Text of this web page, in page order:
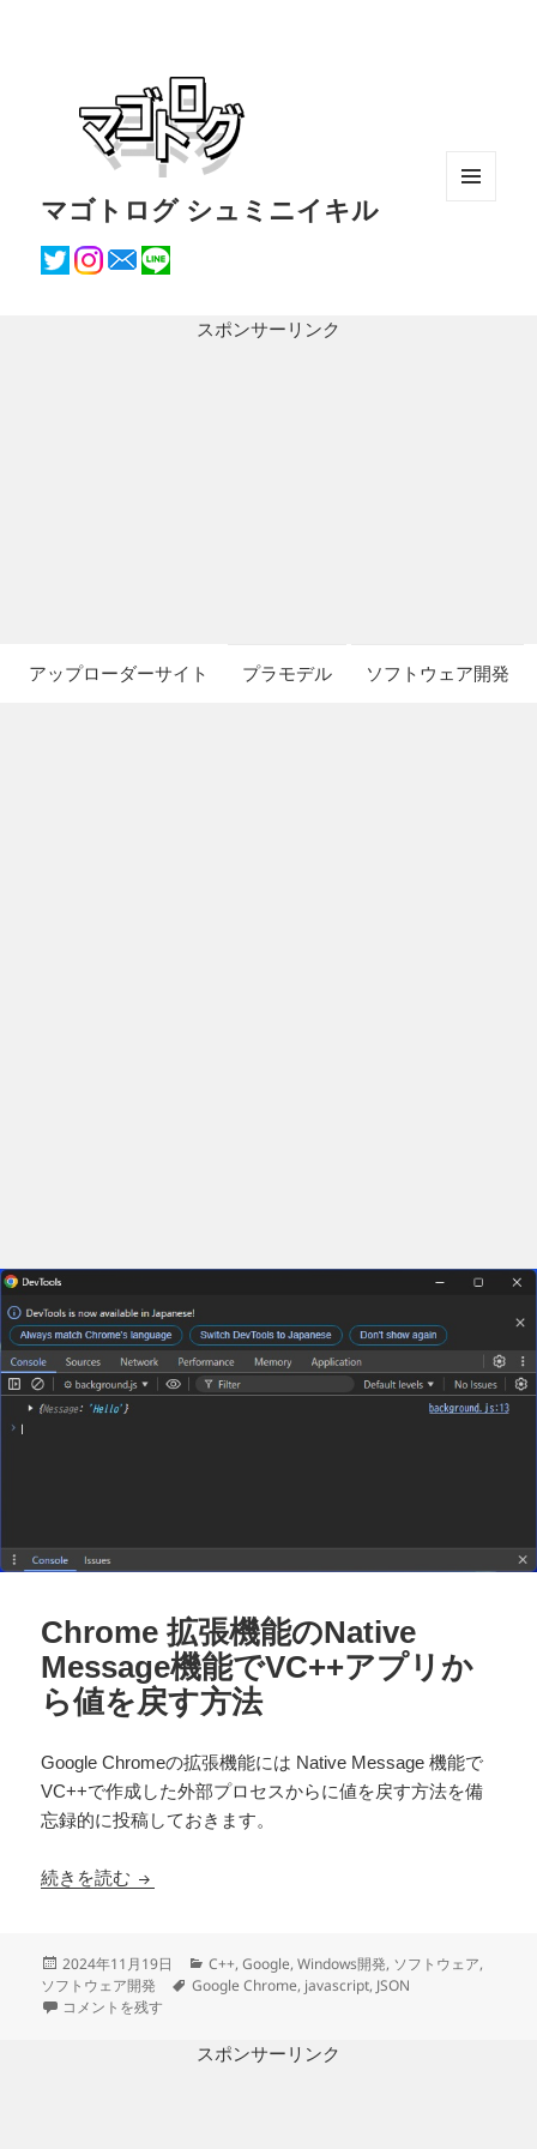
マゴトログ シュミニイキル
スポンサーリンク
アップローダーサイト プラモデル ソフトウェア開発
Chrome 拡張機能のNative
Message機能でVC++アプリか
ら値を戻す方法
Google Chromeの拡張機能には Native Message 機能で
VC++で作成した外部プロセスからに値を戻す方法を備
忘録的に投稿しておきます。
続きを読む Chrome 拡張機能のNative Message機能でVC++
投
稿
日:
2024年11月19日
カ
テ
ー
C++,Google,Windows開発, ソフトウェア,
ソフトウェア開発
タ
Google Chrome, javascript, JSON
Chrome 拡張機能のNative Message機能でVC++アプリから値を戻す方
コメントを残す
スポンサーリンク